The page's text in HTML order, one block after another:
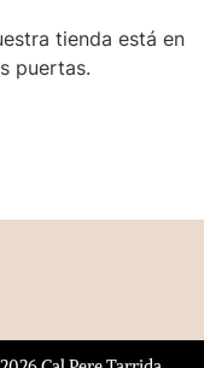
tienda está en
puertas.